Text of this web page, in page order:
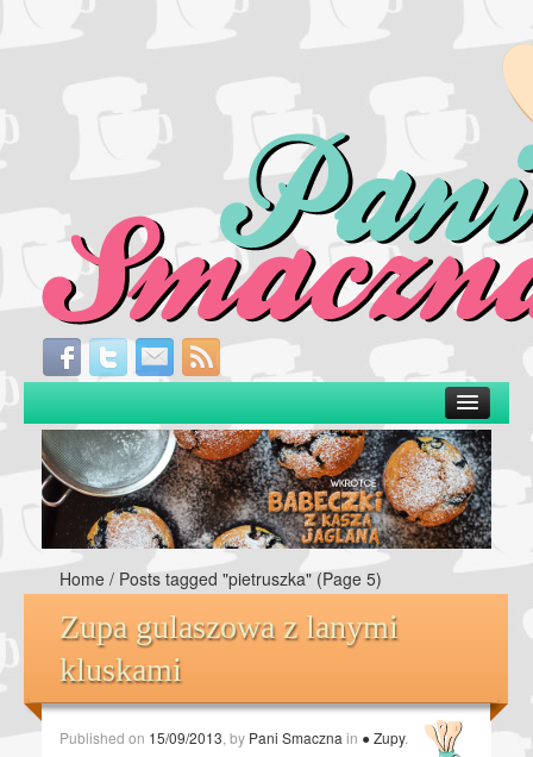
Home / Posts tagged "pietruszka" (Page 5)
Zupa gulaszowa z lanymi
kluskami
Published on 15/09/2013 , by Pani Smaczna in ● Zupy.